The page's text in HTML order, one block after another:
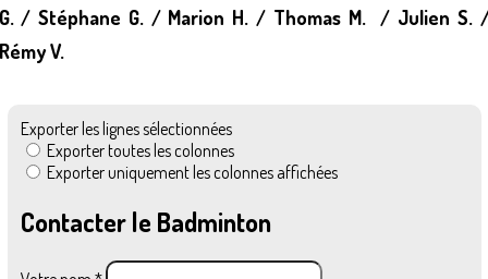
/ Stéphane G. / Marion H. / Thomas M. / Julien S.
V.